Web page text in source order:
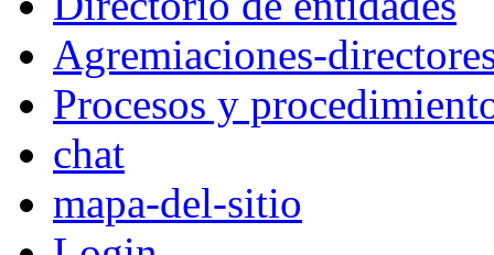
Agremiaciones-
Procesos y
chat
mapa-del-sitio